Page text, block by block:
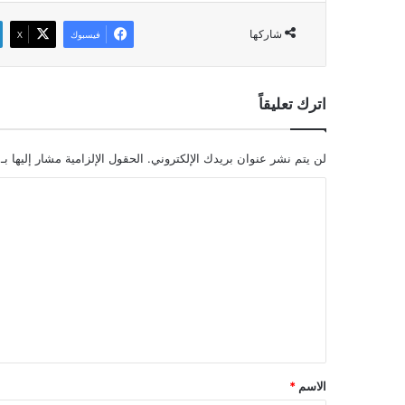
شاركها فيسبوك ‫X
اترك تعليقاً
لن يتم نشر عنوان بريدك الإلكتروني. الحقول الإلزامية مشار إليها بـ
*
الاسم *